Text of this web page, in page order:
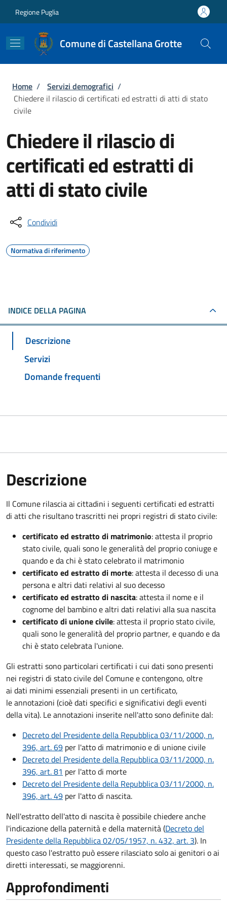
Regione Puglia
Comune di Castellana Grotte
Briciole di pane
Home / Servizi demografici /
Chiedere il rilascio di certificati ed estratti di atti di stato
civile
Chiedere il rilascio di
certificati ed estratti di
atti di stato civile
Condividi
Normativa di riferimento
INDICE DELLA PAGINA
Descrizione
Servizi
Domande frequenti
Descrizione
Il Comune rilascia ai cittadini i seguenti certificati ed estratti
di atti che risultano trascritti nei propri registri di stato civile:
certificato ed estratto di matrimonio: attesta il proprio
stato civile, quali sono le generalità del proprio coniuge e
quando e da chi è stato celebrato il matrimonio
certificato ed estratto di morte: attesta il decesso di una
persona e altri dati relativi al suo decesso
certificato ed estratto di nascita: attesta il nome e il
cognome del bambino e altri dati relativi alla sua nascita
certificato di unione civile: attesta il proprio stato civile,
quali sono le generalità del proprio partner, e quando e da
chi è stato celebrata l'unione.
Gli estratti sono particolari certificati i cui dati sono presenti
nei registri di stato civile del Comune e contengono, oltre
ai dati minimi essenziali presenti in un certificato,
le annotazioni (cioè dati specifici e significativi degli eventi
della vita). Le annotazioni inserite nell'atto sono definite dal:
Decreto del Presidente della Repubblica 03/11/2000, n.
396, art. 69 per l'atto di matrimonio e di unione civile
Decreto del Presidente della Repubblica 03/11/2000, n.
396, art. 81 per l'atto di morte
Decreto del Presidente della Repubblica 03/11/2000, n.
396, art. 49 per l'atto di nascita.
Nell'estratto dell'atto di nascita è possibile chiedere anche
l'indicazione della paternità e della maternità (Decreto del
Presidente della Repubblica 02/05/1957, n. 432, art. 3). In
questo caso l'estratto può essere rilasciato solo ai genitori o ai
diretti interessati, se maggiorenni.
Approfondimenti